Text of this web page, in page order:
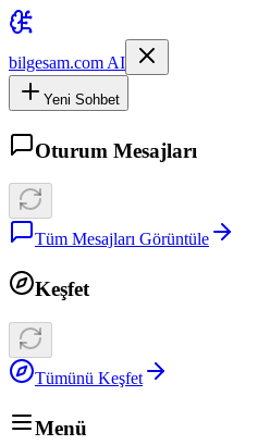
bilgesam.com AI
Yeni Sohbet
Oturum Mesajları
Tüm Mesajları Görüntüle
Keşfet
Tümünü Keşfet
Menü